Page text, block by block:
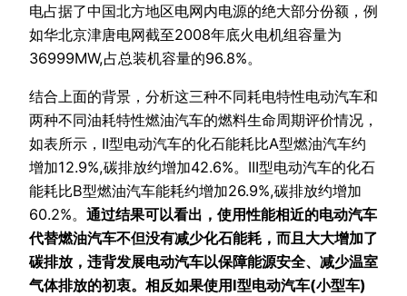
电占据了中国北方地区电网内电源的绝大部分份额，例
如华北京津唐电网截至2008年底火电机组容量为
36999MW,占总装机容量的96.8%。
结合上面的背景，分析这三种不同耗电特性电动汽车和
两种不同油耗特性燃油汽车的燃料生命周期评价情况，
如表所示，II型电动汽车的化石能耗比A型燃油汽车约
增加12.9%,碳排放约增加42.6%。III型电动汽车的化石
能耗比B型燃油汽车能耗约增加26.9%,碳排放约增加
60.2%。 通过结果可以看出，使用性能相近的电动汽车
代替燃油汽车不但没有减少化石能耗，而且大大增加了
碳排放，违背发展电动汽车以保障能源安全、减少温室
气体排放的初衷。相反如果使用I型电动汽车(小型车)